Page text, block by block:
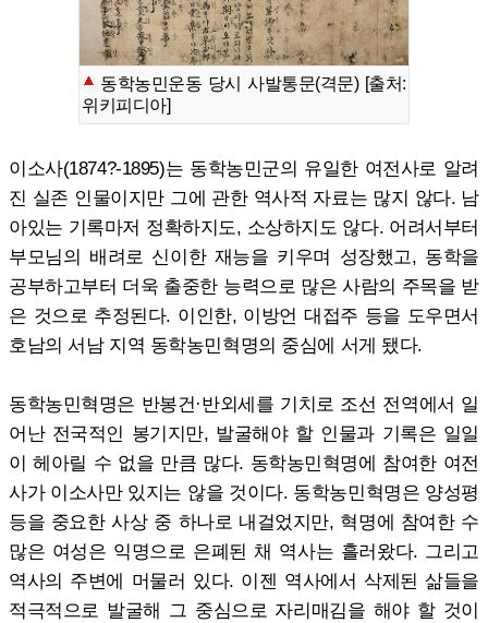
동학농민운동 당시 사발통문(격문) [출처:
위키피디아]
이소사(1874?-1895)는 동학농민군의 유일한 여전사로 알려
진 실존 인물이지만 그에 관한 역사적 자료는 많지 않다. 남
아있는 기록마저 정확하지도, 소상하지도 않다. 어려서부터
부모님의 배려로 신이한 재능을 키우며 성장했고, 동학을
공부하고부터 더욱 출중한 능력으로 많은 사람의 주목을 받
은 것으로 추정된다. 이인한, 이방언 대접주 등을 도우면서
호남의 서남 지역 동학농민혁명의 중심에 서게 됐다.
동학농민혁명은 반봉건·반외세를 기치로 조선 전역에서 일
어난 전국적인 봉기지만, 발굴해야 할 인물과 기록은 일일
이 헤아릴 수 없을 만큼 많다. 동학농민혁명에 참여한 여전
사가 이소사만 있지는 않을 것이다. 동학농민혁명은 양성평
등을 중요한 사상 중 하나로 내걸었지만, 혁명에 참여한 수
많은 여성은 익명으로 은폐된 채 역사는 흘러왔다. 그리고
역사의 주변에 머물러 있다. 이젠 역사에서 삭제된 삶들을
적극적으로 발굴해 그 중심으로 자리매김을 해야 할 것이